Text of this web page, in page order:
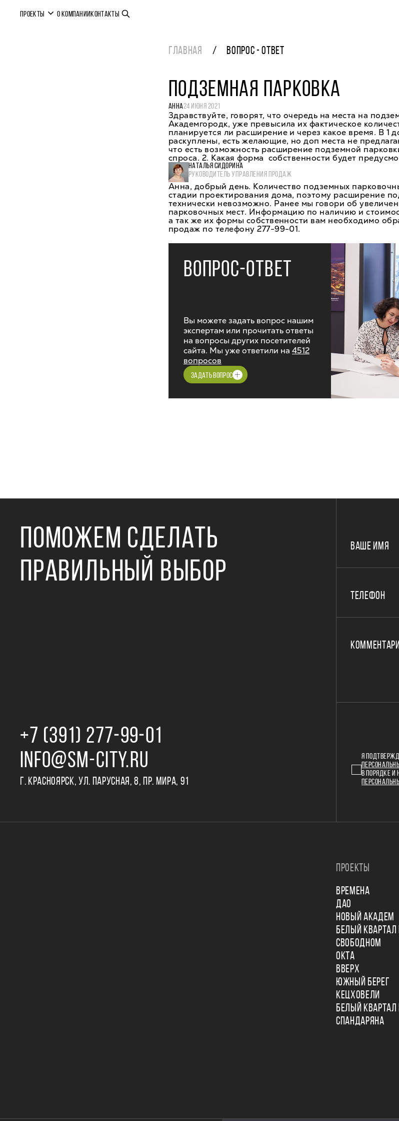
ПРОЕКТЫ О КОМПАНИИКОНТАКТЫ
ГЛАВНАЯ ВОПРОС - ОТВЕТ
ПОДЗЕМНАЯ ПАРКОВКА
АННА24 ИЮНЯ 2021
Здравствуйте, говорят, что очередь на места на
Академгородк, уже превысила их фактическое
планируется ли расширение и через какое время. В 1
раскуплены, есть желающие, но доп места не
что есть возможность расширение подземной
спроса. 2. Какая форма собственности будет
НАТАЛЬЯ СИДОРИНА
РУКОВОДИТЕЛЬ УПРАВЛЕНИЯ ПРОДАЖ
Анна, добрый день. Количество подземных
стадии проектирования дома, поэтому расширение
технически невозможно. Ранее мы говори об
парковочных мест. Информацию по наличию и
а так же их формы собственности вам необходимо
продаж по телефону 277-99-01.
ВОПРОС-ОТВЕТ
Вы можете задать вопрос нашим
экспертам или прочитать ответы
на вопросы других посетителей
сайта. Мы уже ответили на 4512
вопросов
ЗАДАТЬ ВОПРОС
ПОМОЖЕМ СДЕЛАТЬ
ПРАВИЛЬНЫЙ ВЫБОР
+7 (391) 277‒99‒01
INFO@SM-CITY.RU
Г. КРАСНОЯРСК, УЛ. ПАРУСНАЯ, 8, ПР. МИРА, 91
ВАШЕ ИМЯ
ТЕЛЕФОН
Я
В ПОРЯДКЕ И
ПРОЕКТЫ
ВРЕМЕНА
ДАО
НОВЫЙ АКАДЕМ
БЕЛЫЙ КВАРТАЛ
СВОБОДНОМ
ОКТА
ВВЕРХ
ЮЖНЫЙ БЕРЕГ
КЕЦХОВЕЛИ
БЕЛЫЙ КВАРТАЛ
СПАНДАРЯНА